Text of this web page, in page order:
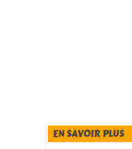
EN SAVOIR PLUS